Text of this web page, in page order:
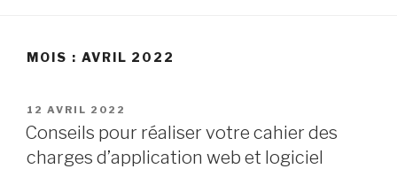
MOIS : AVRIL 2022
PUBLIÉ
LE
12 AVRIL 2022
Conseils pour réaliser votre cahier des
charges d’application web et logiciel